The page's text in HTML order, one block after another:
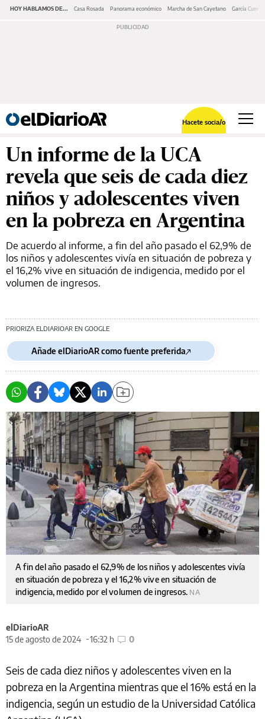
HOY HABLAMOS DE... Casa Rosada Panorama económico Marcha de San Cayetano García Cuerva
Hacete socia/o
Un informe de la UCA
revela que seis de cada diez
niños y adolescentes viven
en la pobreza en Argentina
De acuerdo al informe, a fin del año pasado el 62,9% de
los niños y adolescentes vivía en situación de pobreza y
el 16,2% vive en situación de indigencia, medido por el
volumen de ingresos.
PRIORIZA ELDIARIOAR EN GOOGLE
Añade elDiarioAR como fuente preferida
A fin del año pasado el 62,9% de los niños y adolescentes vivía
en situación de pobreza y el 16,2% vive en situación de
indigencia, medido por el volumen de ingresos. NA
elDiarioAR
15 de agosto de 2024
16:32 h 0
Seis de cada diez niños y adolescentes viven en la
pobreza en la Argentina mientras que el 16% está en la
indigencia, según un estudio de la Universidad Católica